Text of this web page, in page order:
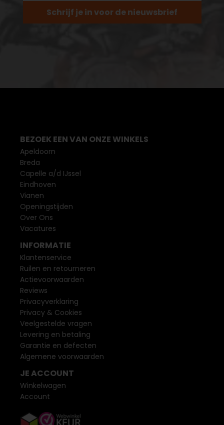
Schrijf je in voor de nieuwsbrief
BEZOEK EEN VAN ONZE WINKELS
Apeldoorn
Breda
Capelle a/d IJssel
Eindhoven
Vianen
Openingstijden
Over Ons
Vacatures
INFORMATIE
Klantenservice
Ruilen en retourneren
Actievoorwaarden
Reviews
Privacyverklaring
Privacy & Cookies
Veelgestelde vragen
Levering en betaling
Garantie en defecten
Algemene voorwaarden
JE ACCOUNT
Winkelwagen
Account